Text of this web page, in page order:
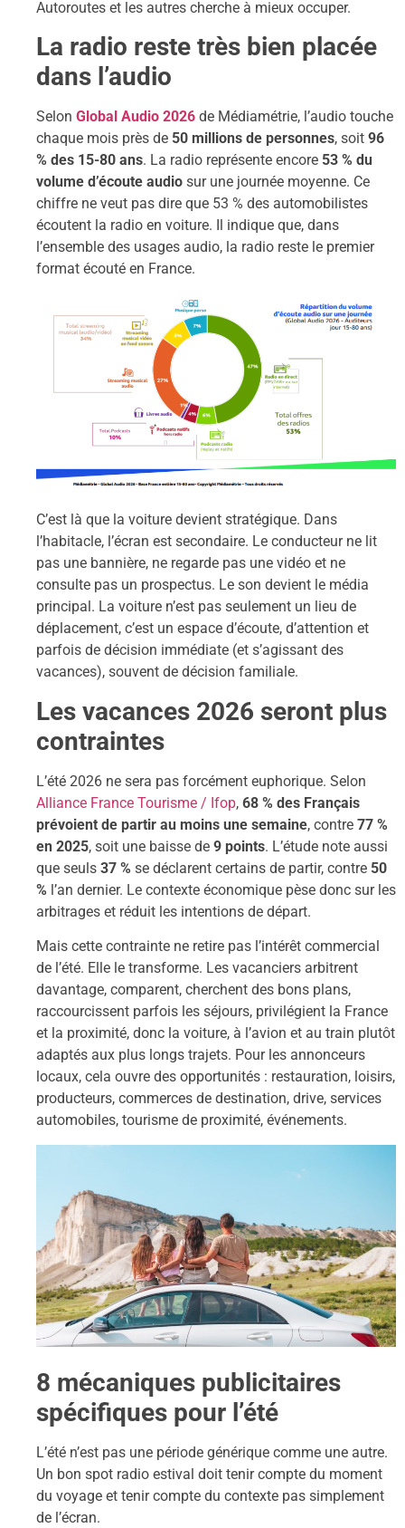
Autoroutes et les autres cherche à mieux occuper.
La radio reste très bien placée
dans l’audio
Selon Global Audio 2026 de Médiamétrie, l’audio touche
chaque mois près de 50 millions de personnes, soit 96
% des 15-80 ans. La radio représente encore 53 % du
volume d’écoute audio sur une journée moyenne. Ce
chiffre ne veut pas dire que 53 % des automobilistes
écoutent la radio en voiture. Il indique que, dans
l’ensemble des usages audio, la radio reste le premier
format écouté en France.
C’est là que la voiture devient stratégique. Dans
l’habitacle, l’écran est secondaire. Le conducteur ne lit
pas une bannière, ne regarde pas une vidéo et ne
consulte pas un prospectus. Le son devient le média
principal. La voiture n’est pas seulement un lieu de
déplacement, c’est un espace d’écoute, d’attention et
parfois de décision immédiate (et s’agissant des
vacances), souvent de décision familiale.
Les vacances 2026 seront plus
contraintes
L’été 2026 ne sera pas forcément euphorique. Selon
Alliance France Tourisme / Ifop, 68 % des Français
prévoient de partir au moins une semaine, contre 77 %
en 2025, soit une baisse de 9 points. L’étude note aussi
que seuls 37 % se déclarent certains de partir, contre 50
% l’an dernier. Le contexte économique pèse donc sur les
arbitrages et réduit les intentions de départ.
Mais cette contrainte ne retire pas l’intérêt commercial
de l’été. Elle le transforme. Les vacanciers arbitrent
davantage, comparent, cherchent des bons plans,
raccourcissent parfois les séjours, privilégient la France
et la proximité, donc la voiture, à l’avion et au train plutôt
adaptés aux plus longs trajets. Pour les annonceurs
locaux, cela ouvre des opportunités : restauration, loisirs,
producteurs, commerces de destination, drive, services
automobiles, tourisme de proximité, événements.
8 mécaniques publicitaires
spécifiques pour l’été
L’été n’est pas une période générique comme une autre.
Un bon spot radio estival doit tenir compte du moment
du voyage et tenir compte du contexte pas simplement
de l’écran.